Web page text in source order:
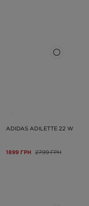
ADIDAS ADILETTE 22 W
1899 ГРН 2799 ГРН